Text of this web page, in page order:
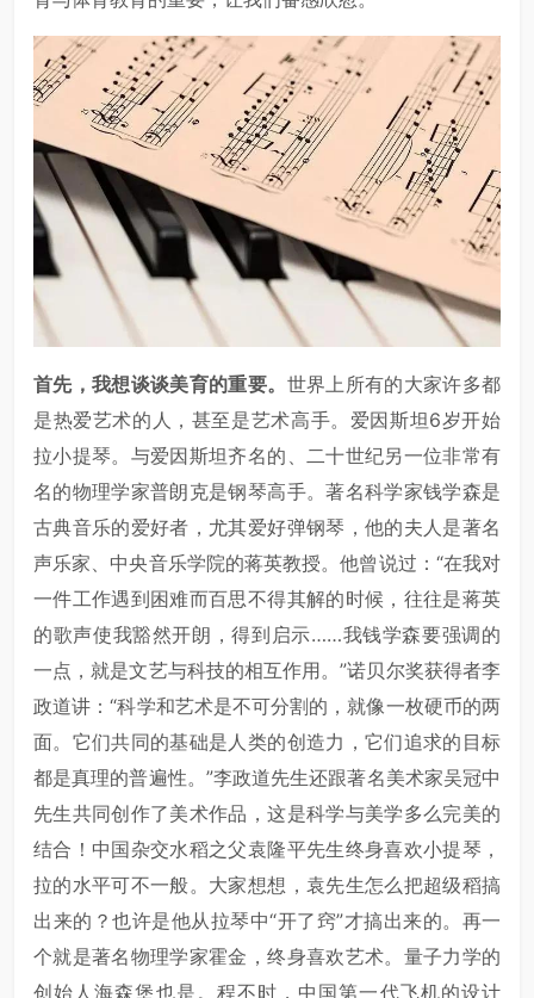
首先，我想谈谈美育的重要。 世界上所有的大家许多都
是热爱艺术的人，甚至是艺术高手。爱因斯坦6岁开始
拉小提琴。与爱因斯坦齐名的、二十世纪另一位非常有
名的物理学家普朗克是钢琴高手。著名科学家钱学森是
古典音乐的爱好者，尤其爱好弹钢琴，他的夫人是著名
声乐家、中央音乐学院的蒋英教授。他曾说过：“在我对
一件工作遇到困难而百思不得其解的时候，往往是蒋英
的歌声使我豁然开朗，得到启示……我钱学森要强调的
一点，就是文艺与科技的相互作用。”诺贝尔奖获得者李
政道讲：“科学和艺术是不可分割的，就像一枚硬币的两
面。它们共同的基础是人类的创造力，它们追求的目标
都是真理的普遍性。”李政道先生还跟著名美术家吴冠中
先生共同创作了美术作品，这是科学与美学多么完美的
结合！中国杂交水稻之父袁隆平先生终身喜欢小提琴，
拉的水平可不一般。大家想想，袁先生怎么把超级稻搞
出来的？也许是他从拉琴中“开了窍”才搞出来的。再一
个就是著名物理学家霍金，终身喜欢艺术。量子力学的
创始人海森堡也是。程不时，中国第一代飞机的设计